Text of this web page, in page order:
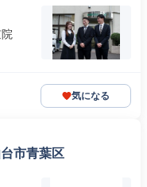
気になる
市青葉区